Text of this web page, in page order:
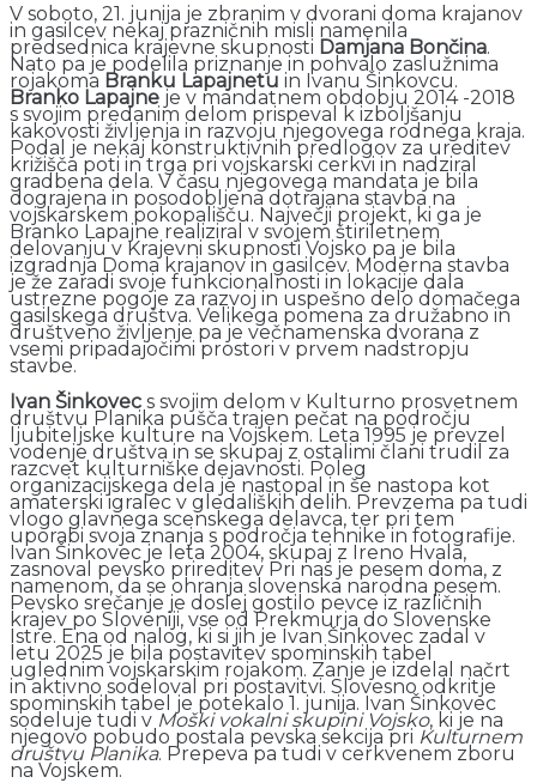
V soboto, 21. junija je zbranim v dvorani doma krajanov
in gasilcev nekaj prazničnih misli namenila
predsednica krajevne skupnosti Damjana Bončina.
Nato pa je podelila priznanje in pohvalo zaslužnima
rojakoma Branku Lapajnetu in Ivanu Šinkovcu.
Branko Lapajne je v mandatnem obdobju 2014 -2018
s svojim predanim delom prispeval k izboljšanju
kakovosti življenja in razvoju njegovega rodnega kraja.
Podal je nekaj konstruktivnih predlogov za ureditev
križišča poti in trga pri vojskarski cerkvi in nadziral
gradbena dela. V času njegovega mandata je bila
dograjena in posodobljena dotrajana stavba na
vojskarskem pokopališču. Največji projekt, ki ga je
Branko Lapajne realiziral v svojem štiriletnem
delovanju v Krajevni skupnosti Vojsko pa je bila
izgradnja Doma krajanov in gasilcev. Moderna stavba
je že zaradi svoje funkcionalnosti in lokacije dala
ustrezne pogoje za razvoj in uspešno delo domačega
gasilskega društva. Velikega pomena za družabno in
društveno življenje pa je večnamenska dvorana z
vsemi pripadajočimi prostori v prvem nadstropju
stavbe.
Ivan Šinkovec s svojim delom v Kulturno prosvetnem
društvu Planika pušča trajen pečat na področju
ljubiteljske kulture na Vojskem. Leta 1995 je prevzel
vodenje društva in se skupaj z ostalimi člani trudil za
razcvet kulturniške dejavnosti. Poleg
organizacijskega dela je nastopal in še nastopa kot
amaterski igralec v gledaliških delih. Prevzema pa tudi
vlogo glavnega scenskega delavca, ter pri tem
uporabi svoja znanja s področja tehnike in fotografije.
Ivan Šinkovec je leta 2004, skupaj z Ireno Hvala,
zasnoval pevsko prireditev Pri nas je pesem doma, z
namenom, da se ohranja slovenska narodna pesem.
Pevsko srečanje je doslej gostilo pevce iz različnih
krajev po Sloveniji, vse od Prekmurja do Slovenske
Istre. Ena od nalog, ki si jih je Ivan Šinkovec zadal v
letu 2025 je bila postavitev spominskih tabel
uglednim vojskarskim rojakom. Zanje je izdelal načrt
in aktivno sodeloval pri postavitvi. Slovesno odkritje
spominskih tabel je potekalo 1. junija. Ivan Šinkovec
sodeluje tudi v Moški vokalni skupini Vojsko, ki je na
njegovo pobudo postala pevska sekcija pri Kulturnem
društvu Planika. Prepeva pa tudi v cerkvenem zboru
na Vojskem.